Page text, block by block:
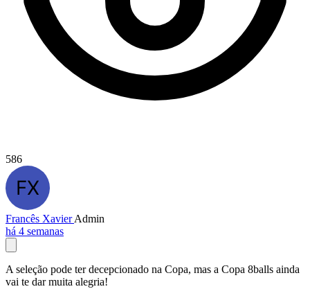
586
Francês XavierAdmin
há 4 semanas
A seleção pode ter decepcionado na Copa, mas a Copa 8balls ainda
vai te dar muita alegria!